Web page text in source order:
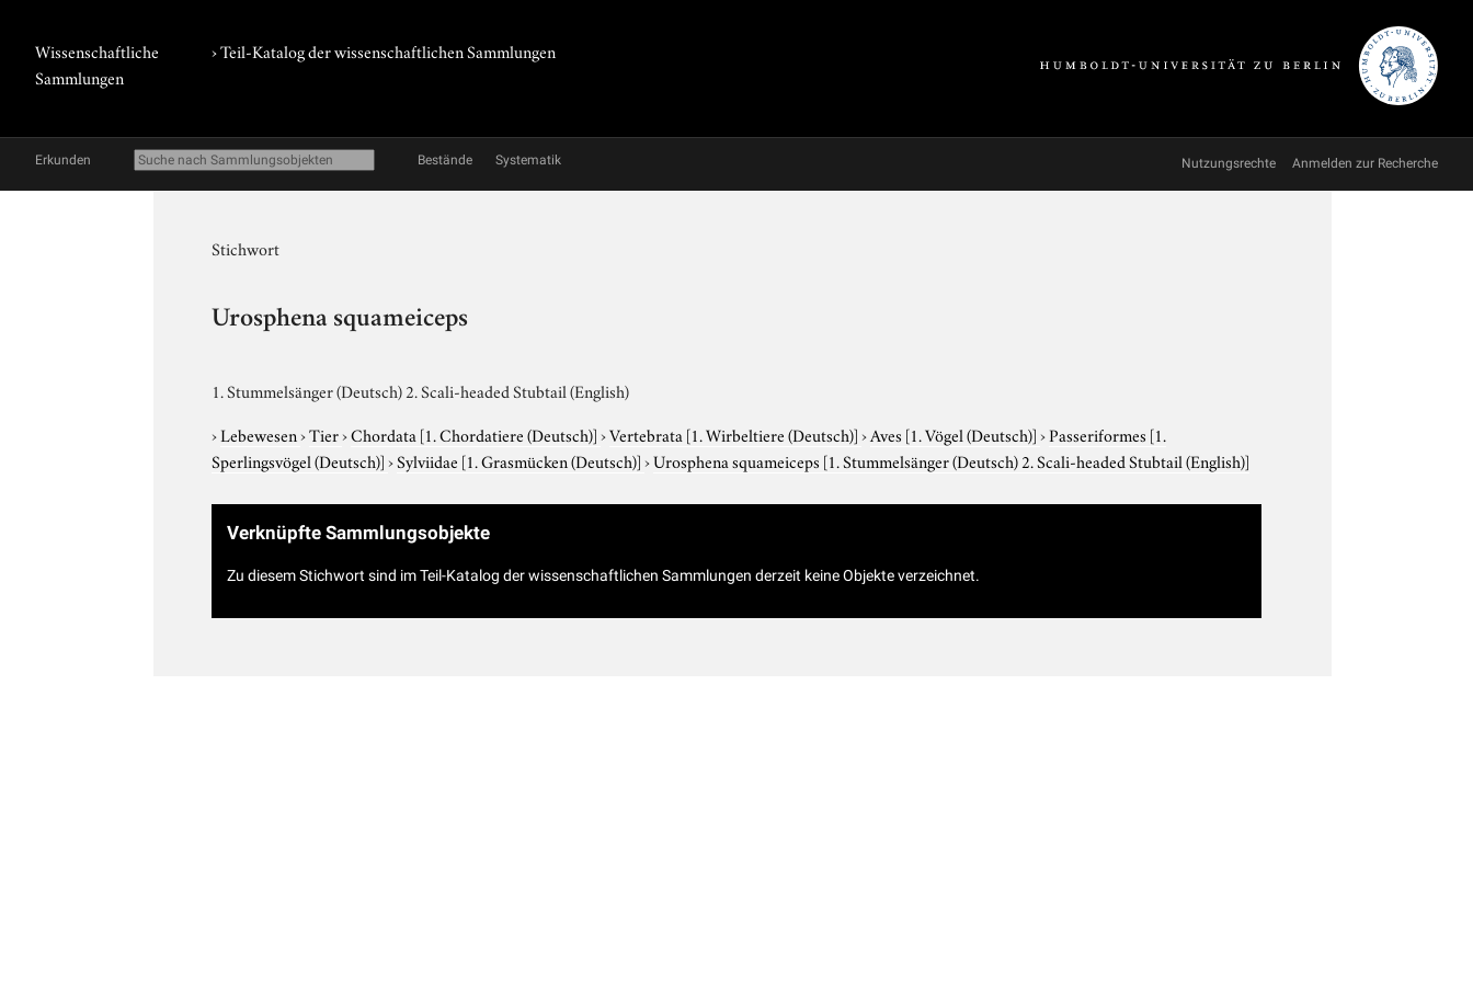
Wissenschaftliche
Sammlungen
› Teil-Katalog der wissenschaftlichen Sammlungen
Erkunden Bestände Systematik Nutzungsrechte Anmelden zur Recherche
Stichwort
Urosphena squameiceps
1. Stummelsänger (Deutsch) 2. Scali-headed Stubtail (English)
›Lebewesen›Tier›Chordata [1. Chordatiere (Deutsch)]›Vertebrata [1. Wirbeltiere (Deutsch)]›Aves [1. Vögel (Deutsch)]›Passeriformes [1.
Sperlingsvögel (Deutsch)]›Sylviidae [1. Grasmücken (Deutsch)]›Urosphena squameiceps [1. Stummelsänger (Deutsch) 2. Scali-headed Stubtail (English)]
Verknüpfte Sammlungsobjekte
Zu diesem Stichwort sind im Teil-Katalog der wissenschaftlichen Sammlungen derzeit keine Objekte verzeichnet.